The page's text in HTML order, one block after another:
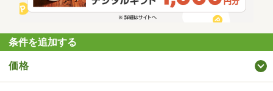
条件を追加する
価格